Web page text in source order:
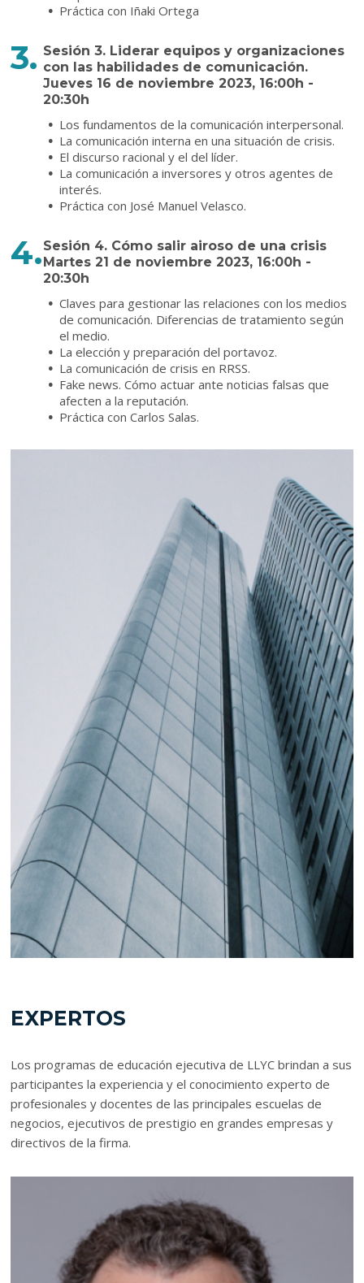
Práctica con Iñaki Ortega
Sesión 3. Liderar equipos y organizaciones
con las habilidades de comunicación.
Jueves 16 de noviembre 2023, 16:00h -
20:30h
Los fundamentos de la comunicación interpersonal.
La comunicación interna en una situación de crisis.
El discurso racional y el del líder.
La comunicación a inversores y otros agentes de
interés.
Práctica con José Manuel Velasco.
Sesión 4. Cómo salir airoso de una crisis
Martes 21 de noviembre 2023, 16:00h -
20:30h
Claves para gestionar las relaciones con los medios
de comunicación. Diferencias de tratamiento según
el medio.
La elección y preparación del portavoz.
La comunicación de crisis en RRSS.
Fake news. Cómo actuar ante noticias falsas que
afecten a la reputación.
Práctica con Carlos Salas.
EXPERTOS
Los programas de educación ejecutiva de LLYC brindan a sus
participantes la experiencia y el conocimiento experto de
profesionales y docentes de las principales escuelas de
negocios, ejecutivos de prestigio en grandes empresas y
directivos de la firma.